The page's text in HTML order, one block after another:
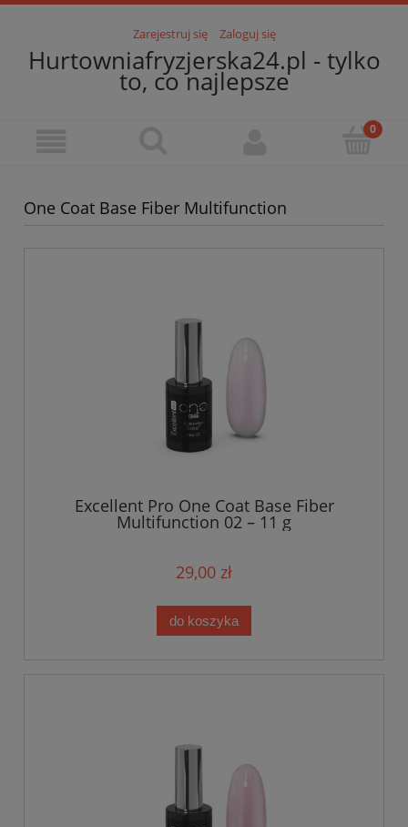
Zarejestruj się Zaloguj się
Hurtowniafryzjerska24.pl - tylko
to, co najlepsze
One Coat Base Fiber Multifunction
Excellent Pro One Coat Base Fiber
Multifunction 02 – 11 g
29,00 zł
do koszyka